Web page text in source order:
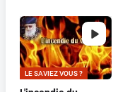
LE SAVIEZ VOUS ?